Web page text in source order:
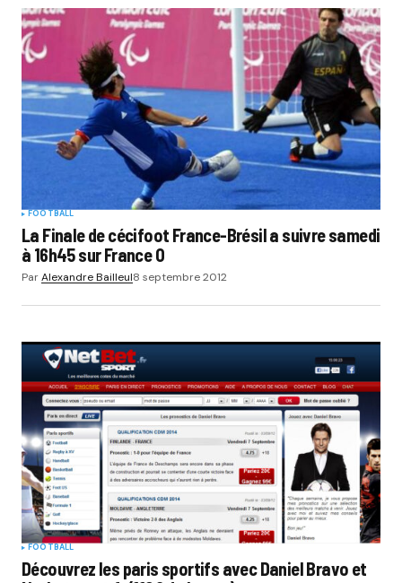
Your Name*
Your E-mail*
Submit Comment
FOOTBALL
La Finale de cécifoot France-Brésil a suivre samedi
à 16h45 sur France O
ParAlexandre Bailleul8 septembre 2012
FOOTBALL
Découvrez les paris sportifs avec Daniel Bravo et